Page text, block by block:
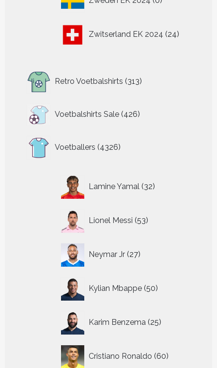
producten
Zwitserland EK 2024 24
producten
Retro Voetbalshirts 313
producten
Voetbalshirts Sale 426
426
producten
Voetballers 4326
producten
Lamine Yamal 32
producten
Lionel Messi 53
producten
Neymar Jr 27
producten
Kylian Mbappe 50
producten
Karim Benzema 25
producten
Cristiano Ronaldo 60
producten